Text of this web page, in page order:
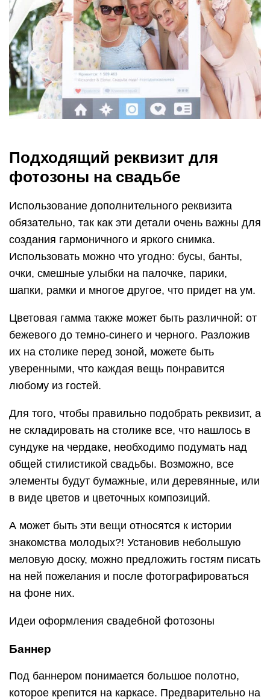
Подходящий реквизит для
фотозоны на свадьбе
Использование дополнительного реквизита
обязательно, так как эти детали очень важны для
создания гармоничного и яркого снимка.
Использовать можно что угодно: бусы, банты,
очки, смешные улыбки на палочке, парики,
шапки, рамки и многое другое, что придет на ум.
Цветовая гамма также может быть различной: от
бежевого до темно-синего и черного. Разложив
их на столике перед зоной, можете быть
уверенными, что каждая вещь понравится
любому из гостей.
Для того, чтобы правильно подобрать реквизит, а
не складировать на столике все, что нашлось в
сундуке на чердаке, необходимо подумать над
общей стилистикой свадьбы. Возможно, все
элементы будут бумажные, или деревянные, или
в виде цветов и цветочных композиций.
А может быть эти вещи относятся к истории
знакомства молодых?! Установив небольшую
меловую доску, можно предложить гостям писать
на ней пожелания и после фотографироваться
на фоне них.
Идеи оформления свадебной фотозоны
Баннер
Под баннером понимается большое полотно,
которое крепится на каркасе. Предварительно на